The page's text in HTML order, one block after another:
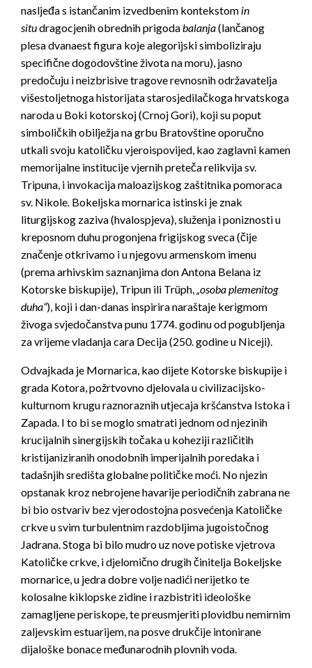
nasljeđa s istančanim izvedbenim kontekstom in
situdragocjenih obrednih prigodabalanja(lančanog
plesa dvanaest figura koje alegorijski simboliziraju
specifične dogodovštine života na moru), jasno
predočuju i neizbrisive tragove revnosnih održavatelja
višestoljetnoga historijata starosjedilačkoga hrvatskoga
naroda u Boki kotorskoj (Crnoj Gori), koji su poput
simboličkih obilježja na grbu Bratovštine oporučno
utkali svoju katoličku vjeroispovijed, kao zaglavni kamen
memorijalne institucije vjernih preteča relikvija sv.
Tripuna, i invokacija maloazijskog zaštitnika pomoraca
sv. Nikole. Bokeljska mornarica istinski je znak
liturgijskog zaziva (hvalospjeva), služenja i poniznosti u
kreposnom duhu progonjena frigijskog sveca (čije
značenje otkrivamo i u njegovu armenskom imenu
(prema arhivskim saznanjima don Antona Belana iz
Kotorske biskupije), Tripun ili Trüph,„osoba plemenitog
duha“), koji i dan-danas inspirira naraštaje kerigmom
živoga svjedočanstva punu 1774. godinu od pogubljenja
za vrijeme vladanja cara Decija (250. godine u Niceji).
Odvajkada je Mornarica, kao dijete Kotorske biskupije i
grada Kotora, požrtvovno djelovala u civilizacijsko-
kulturnom krugu raznoraznih utjecaja kršćanstva Istoka i
Zapada. I to bi se moglo smatrati jednom od njezinih
krucijalnih sinergijskih točaka u koheziji različitih
kristijaniziranih onodobnih imperijalnih poredaka i
tadašnjih središta globalne političke moći. No njezin
opstanak kroz nebrojene havarije periodičnih zabrana ne
bi bio ostvariv bez vjerodostojna posvećenja Katoličke
crkve u svim turbulentnim razdobljima jugoistočnog
Jadrana. Stoga bi bilo mudro uz nove potiske vjetrova
Katoličke crkve, i djelomično drugih činitelja Bokeljske
mornarice, u jedra dobre volje nadići nerijetko te
kolosalne kiklopske zidine i razbistriti ideološke
zamagljene periskope, te preusmjeriti plovidbu nemirnim
zaljevskim estuarijem, na posve drukčije intonirane
dijaloške bonace međunarodnih plovnih voda.